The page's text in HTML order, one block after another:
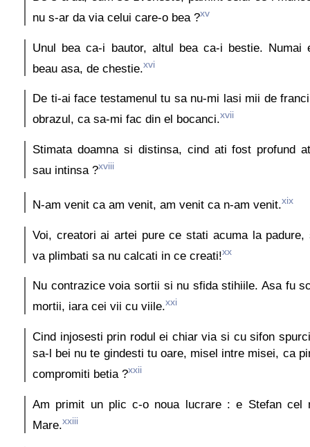
nu s-ar da via celui care-o bea ?xv
Unul bea ca-i bautor, altul bea ca-i bestie. Numai
beau asa, de chestie.xvi
De ti-ai face testamenul tu sa nu-mi lasi mii de
obrazul, ca sa-mi fac din el bocanci.xvii
Stimata doamna si distinsa, cind ati fost profund
sau intinsa ?xviii
N-am venit ca am venit, am venit ca n-am venit.xix
Voi, creatori ai artei pure ce stati acuma la
va plimbati sa nu calcati in ce creati!xx
Nu contrazice voia sortii si nu sfida stihiile. Asa fu
mortii, iara cei vii cu viile.xxi
Cind injosesti prin rodul ei chiar via si cu sifon
sa-l bei nu te gindesti tu oare, misel intre misei, ca
compromiti betia ?xxii
Am primit un plic c-o noua lucrare : e Stefan cel
Mare.xxiii